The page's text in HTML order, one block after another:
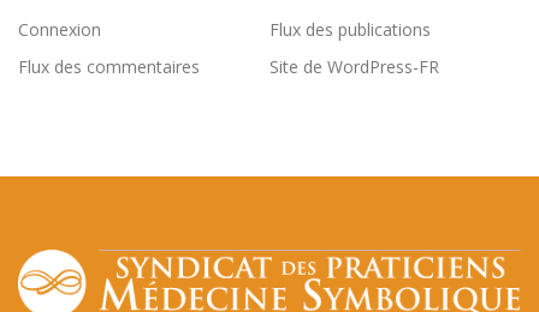
Connexion
Flux des publications
Flux des commentaires
Site de WordPress-FR